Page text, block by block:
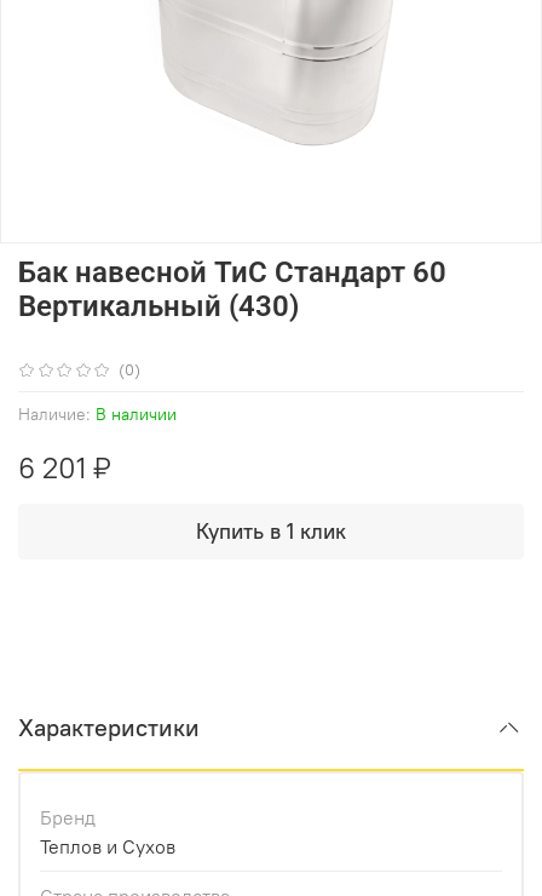
(0)
Наличие: В наличии
Бак навесной ТиС Стандарт 60
Вертикальный (430)
6 201 ₽
Купить в 1 клик
Характеристики
Бренд
Теплов и Сухов